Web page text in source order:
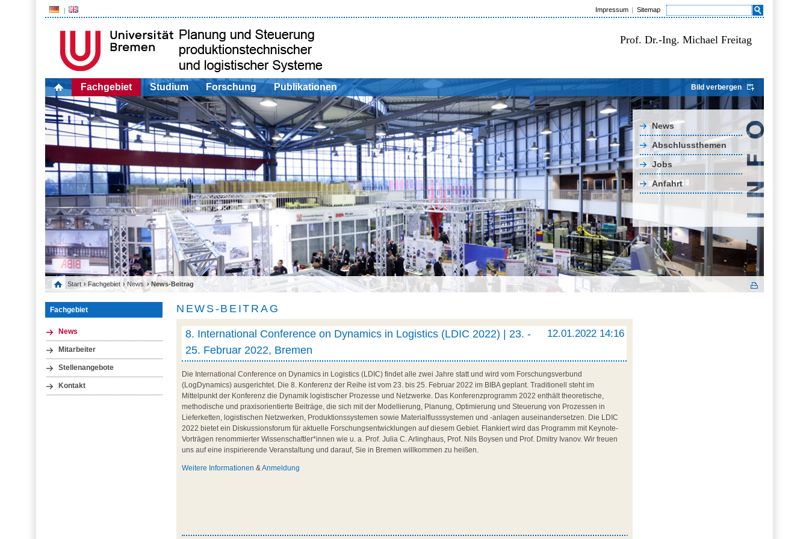
Impressum Sitemap
Prof. Dr.-Ing. Michael Freitag
Fachgebiet Studium Forschung Publikationen Bild verbergen
News
Abschlussthemen
Jobs
Anfahrt
Start › Fachgebiet ›News › News-Beitrag
Fachgebiet
News
Mitarbeiter
Stellenangebote
Kontakt
NEWS-BEITRAG
12.01.2022 14:16
8. International Conference on Dynamics in Logistics (LDIC 2022) | 23. -
25. Februar 2022, Bremen
Die International Conference on Dynamics in Logistics (LDIC) findet alle zwei Jahre statt und wird vom Forschungsverbund
(LogDynamics) ausgerichtet. Die 8. Konferenz der Reihe ist vom 23. bis 25. Februar 2022 im BIBA geplant. Traditionell steht im
Mittelpunkt der Konferenz die Dynamik logistischer Prozesse und Netzwerke. Das Konferenzprogramm 2022 enthält theoretische,
methodische und praxisorientierte Beiträge, die sich mit der Modellierung, Planung, Optimierung und Steuerung von Prozessen in
Lieferketten, logistischen Netzwerken, Produktionssystemen sowie Materialflusssystemen und -anlagen auseinandersetzen. Die LDIC
2022 bietet ein Diskussionsforum für aktuelle Forschungsentwicklungen auf diesem Gebiet. Flankiert wird das Programm mit Keynote-
Vorträgen renommierter Wissenschaftler*innen wie u. a. Prof. Julia C. Arlinghaus, Prof. Nils Boysen und Prof. Dmitry Ivanov. Wir freuen
uns auf eine inspirierende Veranstaltung und darauf, Sie in Bremen willkommen zu heißen.
Weitere Informationen &Anmeldung